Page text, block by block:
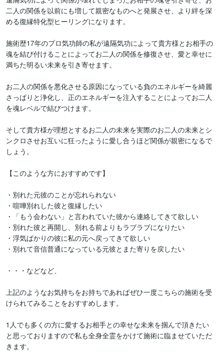
二人の関係を以前にも増して親密なものへと発展させ、より絆を深
める復縁特化型ヒーリングになります。
施術歴17年のプロ気功師の私が遠隔気功によって貴方様とお相手の
魂を結び付けることによってお二人の関係を修復させ、愛と幸せに
満ちた明るい未来を引き寄せます。
お二人の関係を悪化させる原因になっている負のエネルギーを綺麗
さっぱりと浄化し、正のエネルギーを注入することによってお二人
を魂レベルで結びつけます。
そして貴方様が理想とするお二人の未来を実際のお二人の未来とシ
ンクロさせお互いに狂ったように愛し合うほど関係が親密になるで
しょう。
【このような方におすすめです】
・別れた元彼のことが忘れられない
・喧嘩別れした彼と復縁したい
・「もう会わない」と言われていた彼から連絡してきて欲しい
・別れた彼と再開し、別れる前よりもラブラブになりたい
・浮気ばかりの彼に私の元へ戻ってきて欲しい
・別れて音信普通になっている元彼とまた寄りを戻したい
・・・などなど、
上記のようなお気持ちをお持ちであればぜひ一度こちらの施術を受
けられてみることをおすすめします。
1人でも多くの方に愛するお相手との幸せな未来を掴んで頂きたい
と思っておりますので私も全身全霊をかけて施術に臨ませていただ
きます。